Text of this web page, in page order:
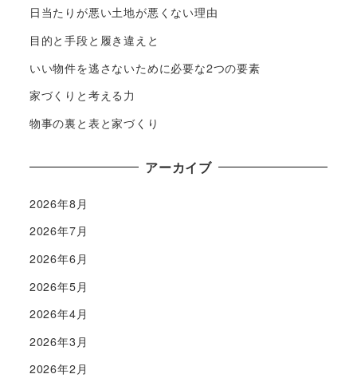
日当たりが悪い土地が悪くない理由
目的と手段と履き違えと
いい物件を逃さないために必要な2つの要素
家づくりと考える力
物事の裏と表と家づくり
アーカイブ
2026年8月
2026年7月
2026年6月
2026年5月
2026年4月
2026年3月
2026年2月